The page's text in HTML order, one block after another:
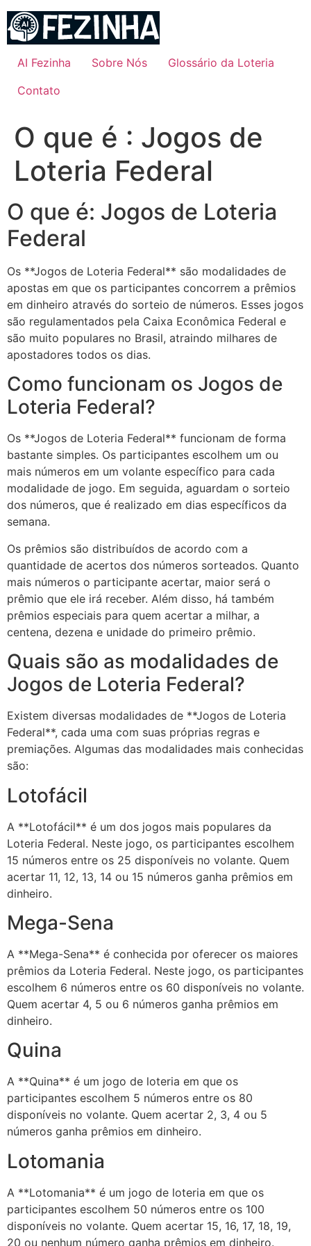
para
conteúdo
AI Fezinha Sobre Nós
Glossário da Loteria
Contato
O que é : Jogos de
Loteria Federal
O que é: Jogos de Loteria
Federal
Os **Jogos de Loteria Federal** são modalidades de
apostas em que os participantes concorrem a prêmios
em dinheiro através do sorteio de números. Esses jogos
são regulamentados pela Caixa Econômica Federal e
são muito populares no Brasil, atraindo milhares de
apostadores todos os dias.
Como funcionam os Jogos de
Loteria Federal?
Os **Jogos de Loteria Federal** funcionam de forma
bastante simples. Os participantes escolhem um ou
mais números em um volante específico para cada
modalidade de jogo. Em seguida, aguardam o sorteio
dos números, que é realizado em dias específicos da
semana.
Os prêmios são distribuídos de acordo com a
quantidade de acertos dos números sorteados. Quanto
mais números o participante acertar, maior será o
prêmio que ele irá receber. Além disso, há também
prêmios especiais para quem acertar a milhar, a
centena, dezena e unidade do primeiro prêmio.
Quais são as modalidades de
Jogos de Loteria Federal?
Existem diversas modalidades de **Jogos de Loteria
Federal**, cada uma com suas próprias regras e
premiações. Algumas das modalidades mais conhecidas
são:
Lotofácil
A **Lotofácil** é um dos jogos mais populares da
Loteria Federal. Neste jogo, os participantes escolhem
15 números entre os 25 disponíveis no volante. Quem
acertar 11, 12, 13, 14 ou 15 números ganha prêmios em
dinheiro.
Mega-Sena
A **Mega-Sena** é conhecida por oferecer os maiores
prêmios da Loteria Federal. Neste jogo, os participantes
escolhem 6 números entre os 60 disponíveis no volante.
Quem acertar 4, 5 ou 6 números ganha prêmios em
dinheiro.
Quina
A **Quina** é um jogo de loteria em que os
participantes escolhem 5 números entre os 80
disponíveis no volante. Quem acertar 2, 3, 4 ou 5
números ganha prêmios em dinheiro.
Lotomania
A **Lotomania** é um jogo de loteria em que os
participantes escolhem 50 números entre os 100
disponíveis no volante. Quem acertar 15, 16, 17, 18, 19,
20 ou nenhum número ganha prêmios em dinheiro.